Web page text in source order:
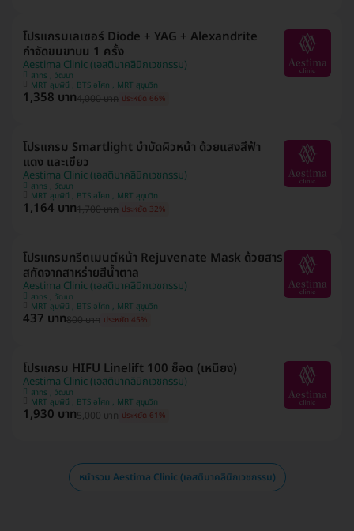
โปรแกรมเลเซอร์ Diode + YAG + Alexandrite
กำจัดขนขาบน 1 ครั้ง
Aestima Clinic (เอสติมาคลินิกเวชกรรม)
สาทร , วัฒนา
MRT ลุมพินี , BTS อโศก , MRT สุขุมวิท
1,358 บาท4,000 บาท ประหยัด 66%
โปรแกรม Smartlight บำบัดผิวหน้า ด้วยแสงสีฟ้า
แดง และเขียว
Aestima Clinic (เอสติมาคลินิกเวชกรรม)
สาทร , วัฒนา
MRT ลุมพินี , BTS อโศก , MRT สุขุมวิท
1,164 บาท1,700 บาท ประหยัด 32%
โปรแกรมทรีตเมนต์หน้า Rejuvenate Mask ด้วยสาร
สกัดจากสาหร่ายสีน้ำตาล
Aestima Clinic (เอสติมาคลินิกเวชกรรม)
สาทร , วัฒนา
MRT ลุมพินี , BTS อโศก , MRT สุขุมวิท
437 บาท800 บาท ประหยัด 45%
โปรแกรม HIFU Linelift 100 ช็อต (เหนียง)
Aestima Clinic (เอสติมาคลินิกเวชกรรม)
สาทร , วัฒนา
MRT ลุมพินี , BTS อโศก , MRT สุขุมวิท
1,930 บาท5,000 บาท ประหยัด 61%
หน้ารวม Aestima Clinic (เอสติมาคลินิกเวชกรรม)